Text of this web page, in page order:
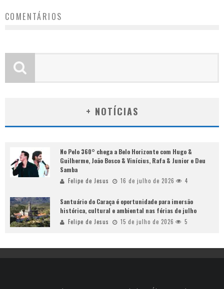
COMENTÁRIOS
+ NOTÍCIAS
No Pelo 360° chega a Belo Horizonte com Hugo &
Guilherme, João Bosco & Vinícius, Rafa & Junior e Deu
Samba
Felipe de Jesus 16 de julho de 2026 4
Santuário do Caraça é oportunidade para imersão
histórica, cultural e ambiental nas férias de julho
Felipe de Jesus 15 de julho de 2026 5